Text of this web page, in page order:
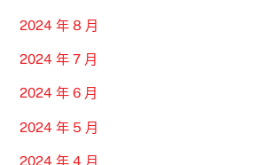
2024 年 8 月
2024 年 7 月
2024 年 6 月
2024 年 5 月
2024 年 4 月